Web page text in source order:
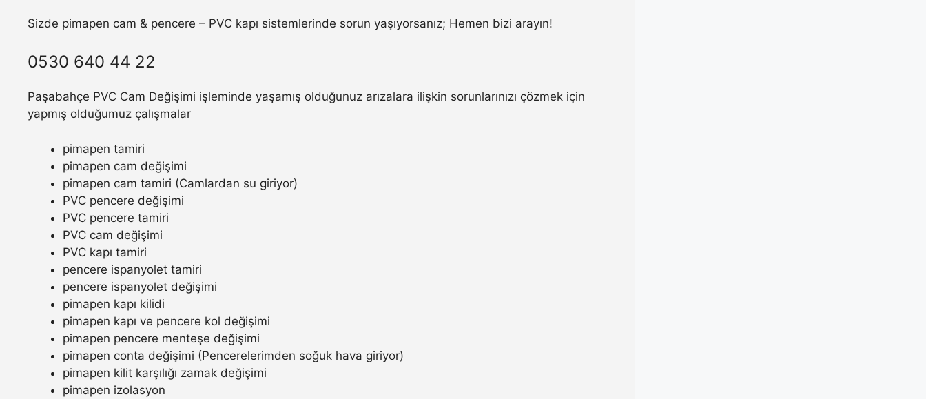
Sizde pimapen cam & pencere – PVC kapı sistemlerinde sorun yaşıyorsanız; Hemen bizi arayın!
0530 640 44 22
Paşabahçe PVC Cam Değişimi işleminde yaşamış olduğunuz arızalara ilişkin sorunlarınızı çözmek için
yapmış olduğumuz çalışmalar
pimapen tamiri
pimapen cam değişimi
pimapen cam tamiri (Camlardan su giriyor)
PVC pencere değişimi
PVC pencere tamiri
PVC cam değişimi
PVC kapı tamiri
pencere ispanyolet tamiri
pencere ispanyolet değişimi
pimapen kapı kilidi
pimapen kapı ve pencere kol değişimi
pimapen pencere menteşe değişimi
pimapen conta değişimi (Pencerelerimden soğuk hava giriyor)
pimapen kilit karşılığı zamak değişimi
pimapen izolasyon